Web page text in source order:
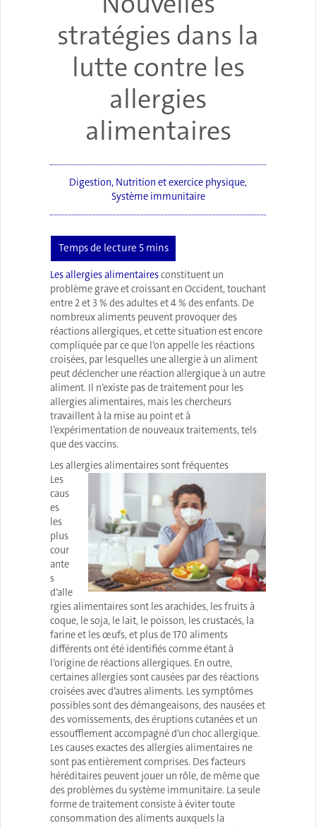
stratégies dans la
lutte contre les
allergies
alimentaires
Digestion, Nutrition et exercice physique,
Système immunitaire
Les allergies alimentairesconstituent un
problème grave et croissant en Occident, touchant
entre 2 et 3 % des adultes et 4 % des enfants. De
nombreux aliments peuvent provoquer des
réactions allergiques, et cette situation est encore
compliquée par ce que l’on appelle les réactions
croisées, par lesquelles une allergie à un aliment
peut déclencher une réaction allergique à un autre
aliment. Il n’existe pas de traitement pour les
allergies alimentaires, mais les chercheurs
travaillent à la mise au point et à
l’expérimentation de nouveaux traitements, tels
que des vaccins.
Les allergies alimentaires sont fréquentes
Les
caus
es
les
plus
cour
ante
s
d’alle
rgies alimentaires sont les arachides, les fruits à
coque, le soja, le lait, le poisson, les crustacés, la
farine et les œufs, et plus de 170 aliments
différents ont été identifiés comme étant à
l’origine de réactions allergiques. En outre,
certaines allergies sont causées par des réactions
croisées avec d’autres aliments. Les symptômes
possibles sont des démangeaisons, des nausées et
des vomissements, des éruptions cutanées et un
essoufflement accompagné d’un choc allergique.
Les causes exactes des allergies alimentaires ne
sont pas entièrement comprises. Des facteurs
héréditaires peuvent jouer un rôle, de même que
des problèmes du système immunitaire. La seule
forme de traitement consiste à éviter toute
consommation des aliments auxquels la